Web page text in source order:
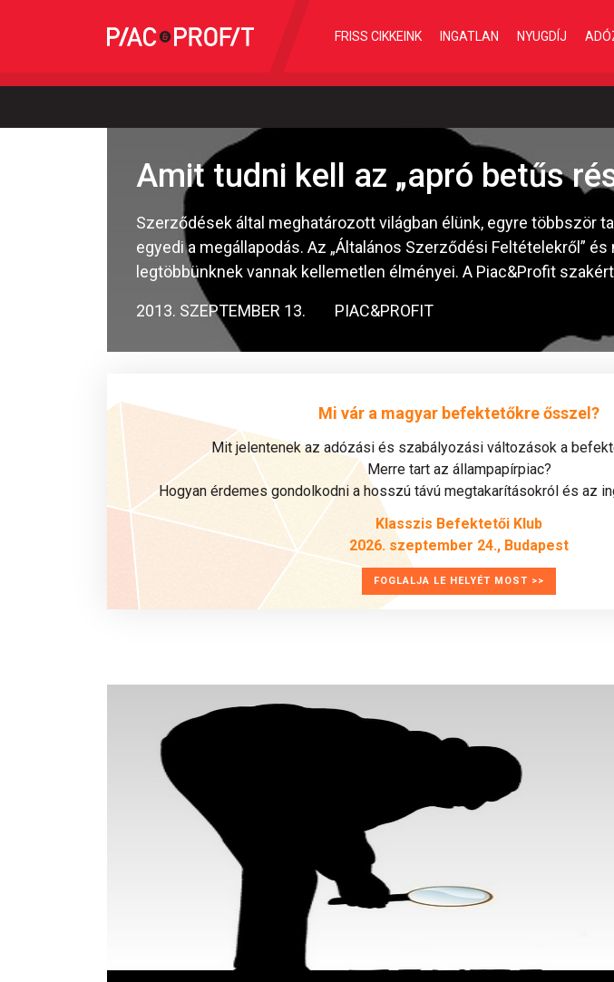
FRISS CIKKEINK INGATLAN NYUGDÍJ
Amit tudni kell az „apró betűs
Szerződések által meghatározott világban élünk, egyre többször
egyedi a megállapodás. Az „Általános Szerződési Feltételekről”
legtöbbünknek vannak kellemetlen élményei. A Piac&Profit
2013. SZEPTEMBER 13. PIAC&PROFIT
Mi vár a magyar befektetőkre ősszel?
Mit jelentenek az adózási és szabályozási változások a
Merre tart az állampapírpiac?
Hogyan érdemes gondolkodni a hosszú távú megtakarításokról és az
Klasszis Befektetői Klub
2026. szeptember 24., Budapest
FOGLALJA LE HELYÉT MOST >>